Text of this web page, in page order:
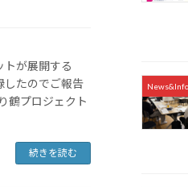
トが展開する
したのでご報告
鶴プロジェクト
続きを読む